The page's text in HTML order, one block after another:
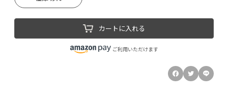
カートに入れる
ご利用いただけます